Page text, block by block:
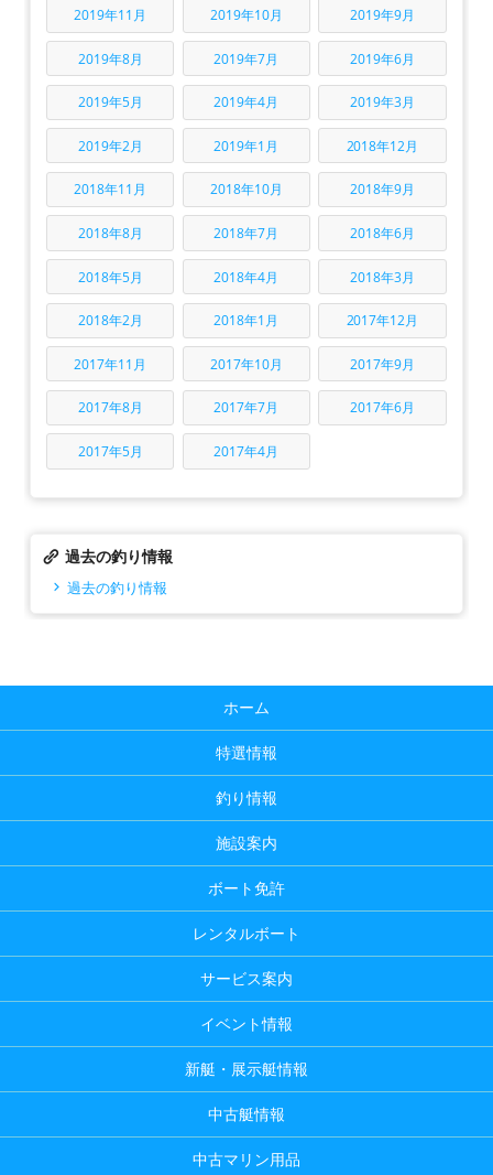
2019年11月 2019年10月 2019年9月
2019年8月 2019年7月 2019年6月
2019年5月 2019年4月 2019年3月
2019年2月 2019年1月 2018年12月
2018年11月 2018年10月 2018年9月
2018年8月 2018年7月 2018年6月
2018年5月 2018年4月 2018年3月
2018年2月 2018年1月 2017年12月
2017年11月 2017年10月 2017年9月
2017年8月 2017年7月 2017年6月
2017年5月 2017年4月
過去の釣り情報
過去の釣り情報
ホーム
特選情報
釣り情報
施設案内
ボート免許
レンタルボート
サービス案内
イベント情報
新艇・展示艇情報
中古艇情報
中古マリン用品